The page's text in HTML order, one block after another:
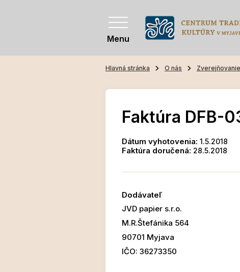
Menu
Hlavná stránka O nás
Faktúra DFB-
Dátum vyhotovenia: 1.5.2018
Faktúra doručená: 28.5.2018
Dodávateľ
JVD papier s.r.o.
M.R.Štefánika 564
90701 Myjava
IČO: 36273350